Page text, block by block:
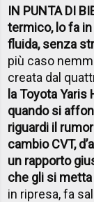
IN PUNTA DI
termico, lo fa
fluida, senza
più caso
creata dal
la Toyota
quando si
riguardi il
cambio CVT,
un rapporto
che gli si
in ripresa, fa